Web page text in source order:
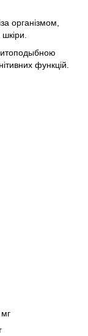
організмом,
шкіри.
функцій.